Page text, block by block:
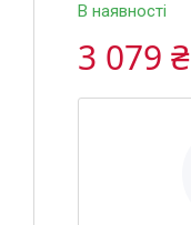
В наявності
3 079 ₴